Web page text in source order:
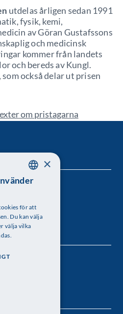
utdelas årligen sedan 1991
fysik, kemi,
av Göran Gustafssons
och medicinsk
kommer från landets
och bereds av Kungl.
också delar ut prisen
om pristagarna
4A
SWEDISH
×
för att
Du kan välja
välja vilka